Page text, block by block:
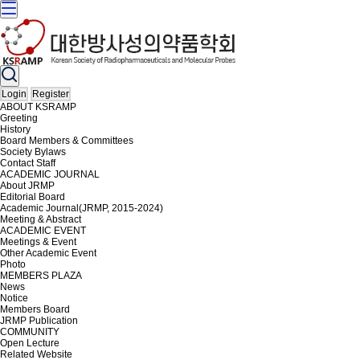
Login
Register
ABOUT KSRAMP
Greeting
History
Board Members & Committees
Society Bylaws
Contact Staff
ACADEMIC JOURNAL
About JRMP
Editorial Board
Academic Journal(JRMP, 2015-2024)
Meeting & Abstract
ACADEMIC EVENT
Meetings & Event
Other Academic Event
Photo
MEMBERS PLAZA
News
Notice
Members Board
JRMP Publication
COMMUNITY
Open Lecture
Related Website